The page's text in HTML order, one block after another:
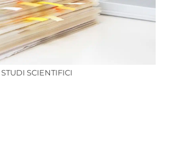
SCIENTIFICI